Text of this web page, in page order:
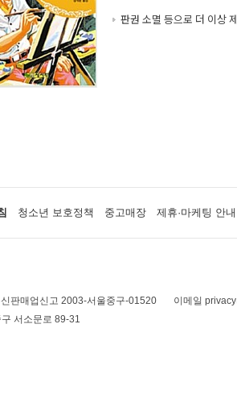
판권 소멸 등으로 더 이상
청소년 보호정책 중고매장 제휴·마케팅 안내
판매업신고 2003-서울중구-01520
이메일
서소문로 89-31